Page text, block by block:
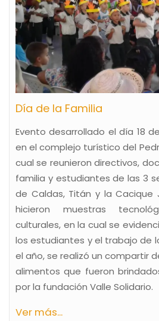
Día de la Familia
Evento desarrollado el día 18
en el complejo turístico del
cual se reunieron directivos,
familia y estudiantes de las 3
de Caldas, Titán y la Cacique
hicieron muestras
culturales, en la cual se
los estudiantes y el trabajo de
el año, se realizó un compartir
alimentos que fueron
por la fundación Valle Solidario.
Ver más...